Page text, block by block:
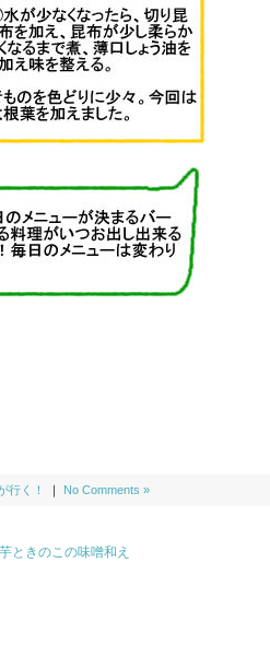
行く！ ｜ No Comments »
ときのこの味噌和え